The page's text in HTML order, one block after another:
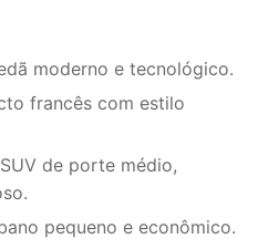
moderno e tecnológico.
francês com estilo
de porte médio,
pequeno e econômico.